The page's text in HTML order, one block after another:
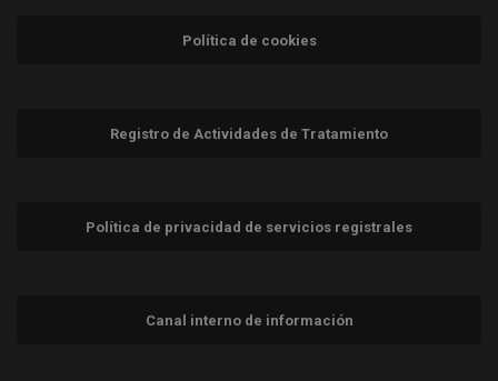
Política de cookies
Registro de Actividades de Tratamiento
Política de privacidad de servicios registrales
Canal interno de información